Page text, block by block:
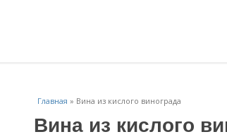
Главная » Вина из кислого винограда
Вина из кислого